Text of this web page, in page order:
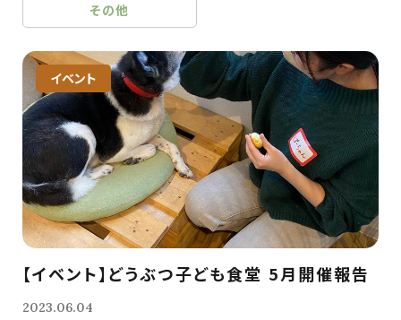
その他
イベント
【イベント】どうぶつ子ども食堂 5月開催報告
2023.06.04